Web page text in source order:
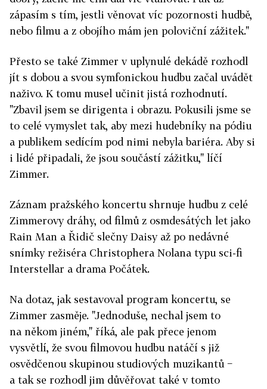
zápasím s tím, jestli věnovat víc pozornosti hudbě,
nebo filmu a z obojího mám jen poloviční zážitek."
Přesto se také Zimmer v uplynulé dekádě rozhodl
jít s dobou a svou symfonickou hudbu začal uvádět
naživo. K tomu musel učinit jistá rozhodnutí.
"Zbavil jsem se dirigenta i obrazu. Pokusili jsme se
to celé vymyslet tak, aby mezi hudebníky na pódiu
a publikem sedícím pod nimi nebyla bariéra. Aby si
i lidé připadali, že jsou součástí zážitku," líčí
Zimmer.
Záznam pražského koncertu shrnuje hudbu z celé
Zimmerovy dráhy, od filmů z osmdesátých let jako
Rain Man a Řidič slečny Daisy až po nedávné
snímky režiséra Christophera Nolana typu sci-fi
Interstellar a drama Počátek.
Na dotaz, jak sestavoval program koncertu, se
Zimmer zasměje. "Jednoduše, nechal jsem to
na někom jiném," říká, ale pak přece jenom
vysvětlí, že svou filmovou hudbu natáčí s již
osvědčenou skupinou studiových muzikantů −
a tak se rozhodl jim důvěřovat také v tomto